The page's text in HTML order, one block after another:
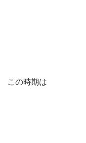
この時期は